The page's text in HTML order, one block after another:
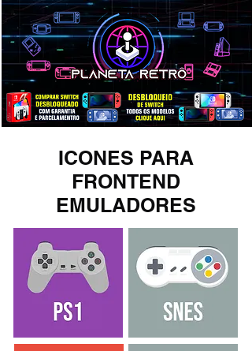
ICONES PARA
FRONTEND
EMULADORES